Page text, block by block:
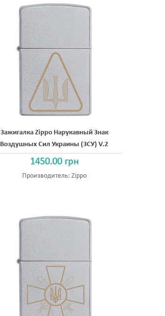
Зажигалка Zippo Нарукавный Знак
Воздушных Сил Украины (ЗСУ) V.2
1450.00 грн
Производитель: Zippo